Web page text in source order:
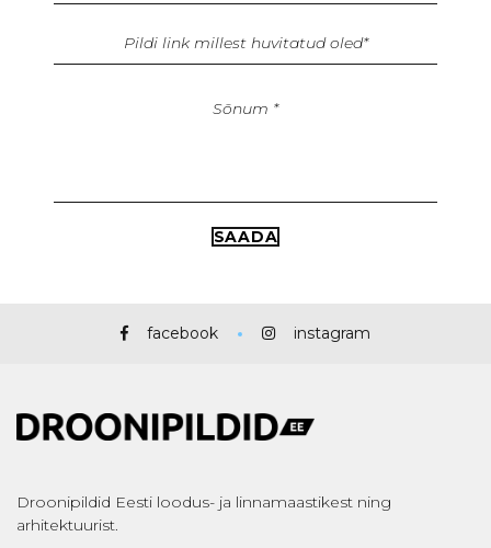
facebook instagram
Droonipildid Eesti loodus- ja linnamaastikest ning
arhitektuurist.